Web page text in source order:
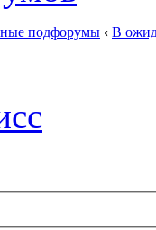
подфорумы ‹ В